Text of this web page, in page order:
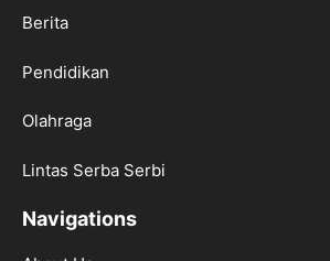
Berita
Pendidikan
Olahraga
Lintas Serba Serbi
Navigations